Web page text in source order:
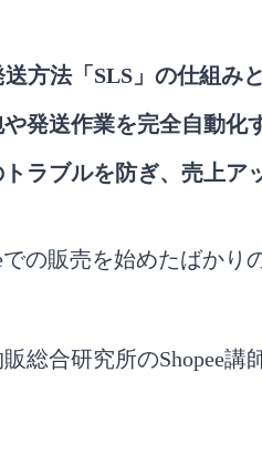
送方法「SLS」の仕組み
発送作業を完全自動化
ラブルを防ぎ、売上ア
での販売を始めたばか
総合研究所のShopee講